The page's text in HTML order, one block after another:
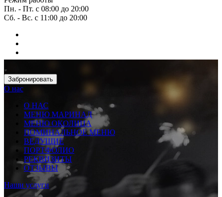
Пн. - Пт. с 08:00 до 20:00
Сб. - Вс. с 11:00 до 20:00
Забронировать
О нас
О НАС
МЕНЮ МАРИНАД
МЕНЮ ОКОЛИЦА
ПОМИНАЛЬНОЕ МЕНЮ
ВЕДУЩИЕ
ПОРТФОЛИО
РЕКВИЗИТЫ
ОТЗЫВЫ
Наши услуги